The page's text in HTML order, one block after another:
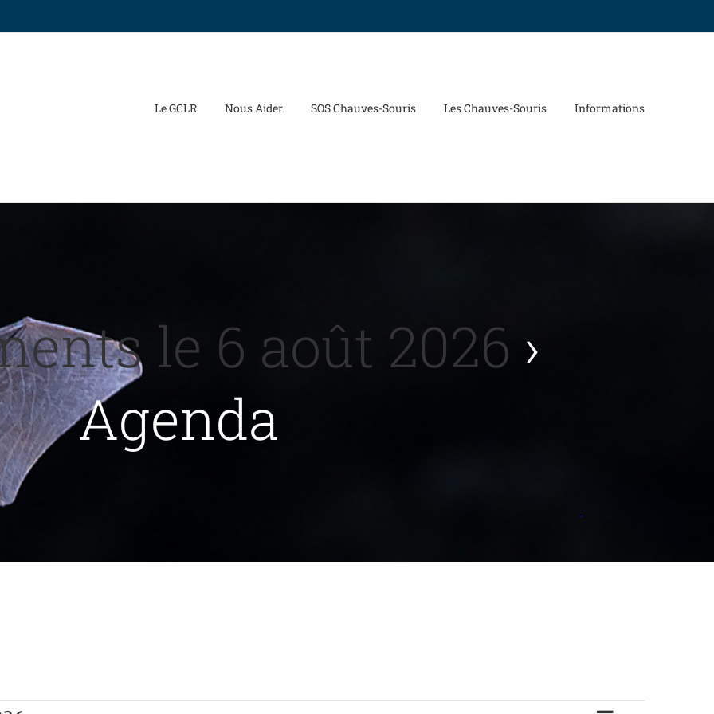
Le GCLR Nous Aider SOS Chauves-Souris Les Chauves-Souris Informations
le 6 août 2026 ›
Agenda